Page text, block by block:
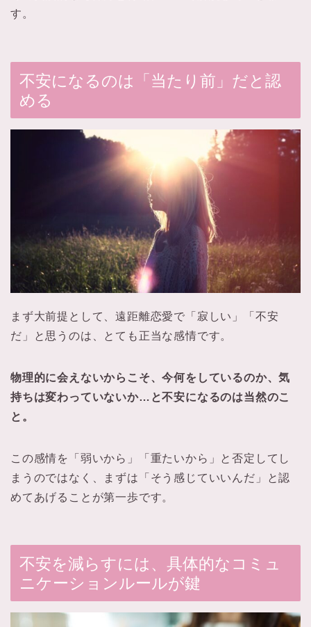
す。
不安になるのは「当たり前」だと認
める
まず大前提として、遠距離恋愛で「寂しい」「不安
だ」と思うのは、とても正当な感情です。
物理的に会えないからこそ、今何をしているのか、気
持ちは変わっていないか…と不安になるのは当然のこ
と。
この感情を「弱いから」「重たいから」と否定してし
まうのではなく、まずは「そう感じていいんだ」と認
めてあげることが第一歩です。
不安を減らすには、具体的なコミュ
ニケーションルールが鍵